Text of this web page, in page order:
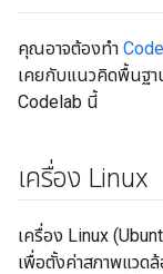
คุณอาจต้องทำ
เคยกับแนวคิดพื้นฐา
Codelab นี้
เครื่อง Linux
เครื่อง Linux
เพื่อตั้งค่าสภาพแวด